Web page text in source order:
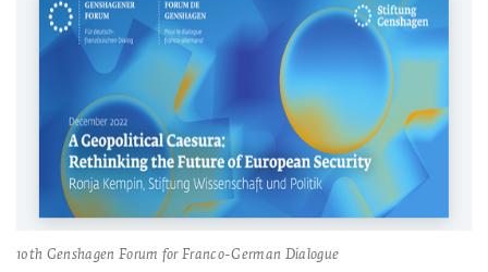
10th Genshagen Forum for Franco-German Dialogue